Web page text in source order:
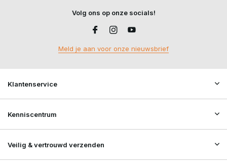
Volg ons op onze socials!
Meld je aan voor onze nieuwsbrief
Klantenservice
Kenniscentrum
Veilig & vertrouwd verzenden